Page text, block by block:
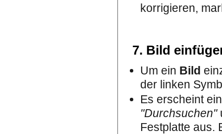
korrigieren,
7. Bild
Um ein Bild
der linken
Es erscheint
"Durchsuchen"
Festplatte aus.